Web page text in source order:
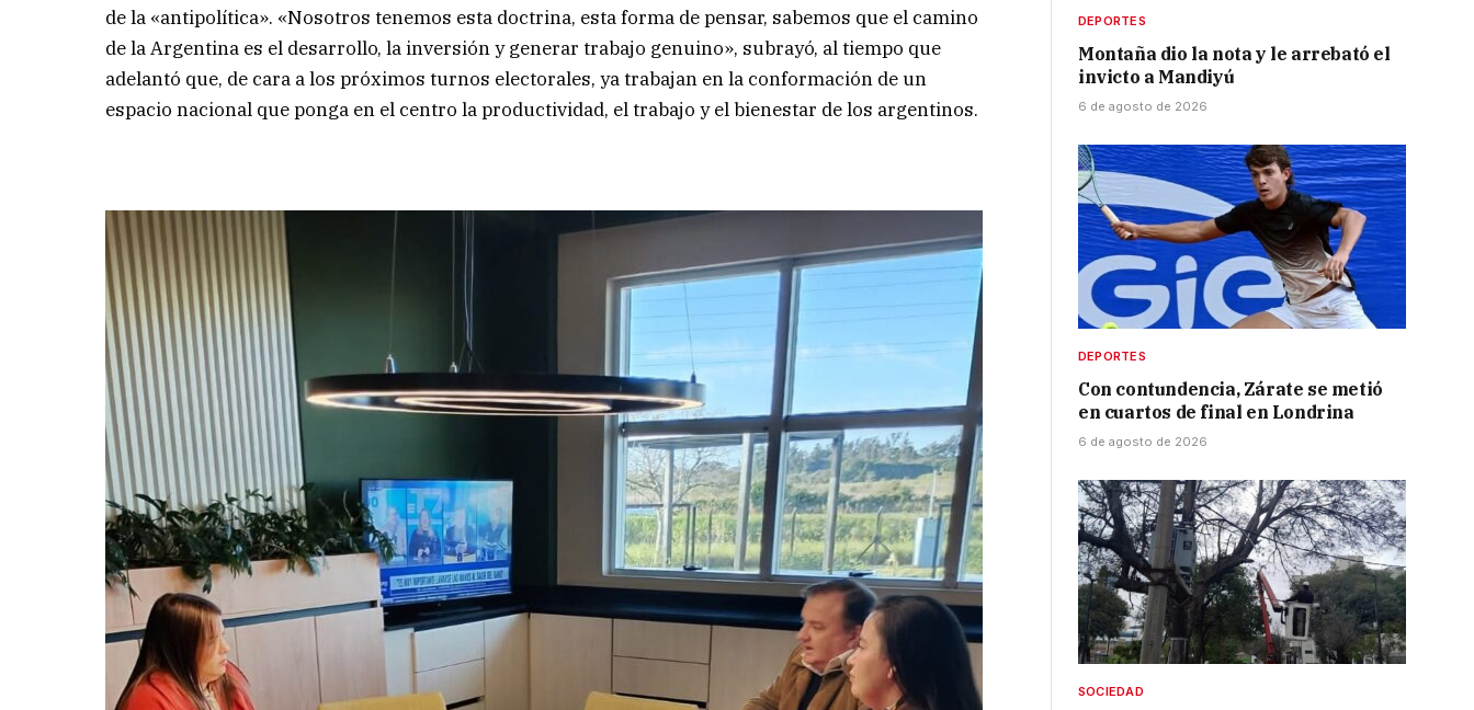
de la «antipolítica». «Nosotros tenemos esta doctrina, esta forma de pensar, sabemos que el camino
de la Argentina es el desarrollo, la inversión y generar trabajo genuino», subrayó, al tiempo que
adelantó que, de cara a los próximos turnos electorales, ya trabajan en la conformación de un
espacio nacional que ponga en el centro la productividad, el trabajo y el bienestar de los argentinos.
DEPORTES
Montaña dio la nota y le arrebató el
invicto a Mandiyú
6 de agosto de 2026
DEPORTES
Con contundencia, Zárate se metió
en cuartos de final en Londrina
6 de agosto de 2026
SOCIEDAD